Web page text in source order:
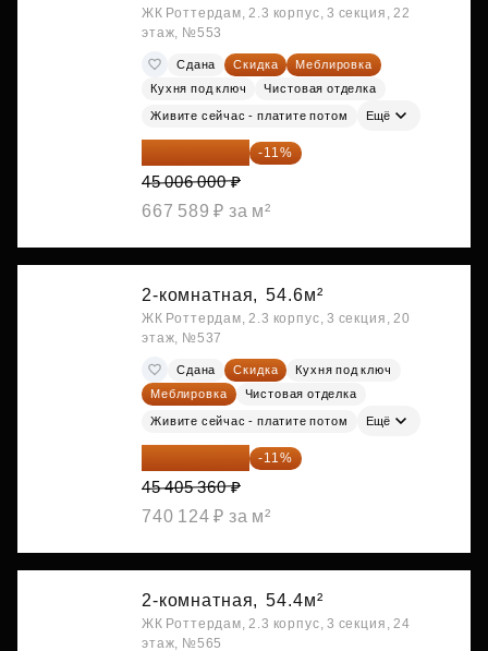
ЖК Роттердам, 2.3 корпус, 3 секция, 22
этаж, №553
Сдана Скидка
Меблировка
Кухня под ключ
Чистовая отделка
Живите сейчас - платите потом Ещё
40 055 340 ₽ -11%
45 006 000 ₽
667 589 ₽ за м²
2-комнатная, 54.6м²
ЖК Роттердам, 2.3 корпус, 3 секция, 20
этаж, №537
Сдана Скидка
Кухня под ключ
Меблировка
Чистовая отделка
Живите сейчас - платите потом Ещё
40 410 770 ₽ -11%
45 405 360 ₽
740 124 ₽ за м²
2-комнатная, 54.4м²
ЖК Роттердам, 2.3 корпус, 3 секция, 24
этаж, №565